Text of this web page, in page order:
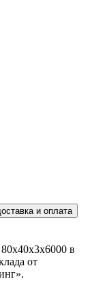
и оплата
в
от